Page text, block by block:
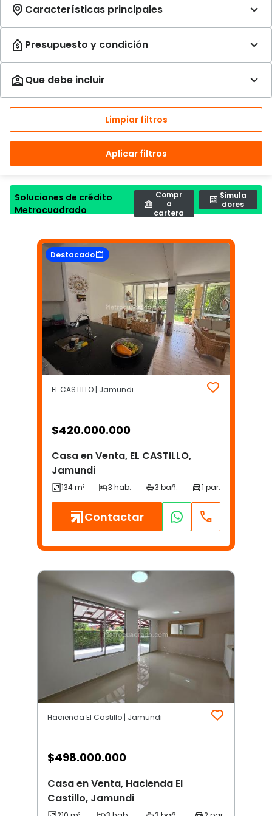
Limpiar filtros
Aplicar filtros
Soluciones de crédito
Metrocuadrado
Compr
a
cartera
Simula
dores
Destacado
EL CASTILLO | Jamundi
$420.000.000
Casa en Venta, EL CASTILLO,
Jamundi
Contactar
Hacienda El Castillo | Jamundi
$498.000.000
Casa en Venta, Hacienda El
Castillo, Jamundi